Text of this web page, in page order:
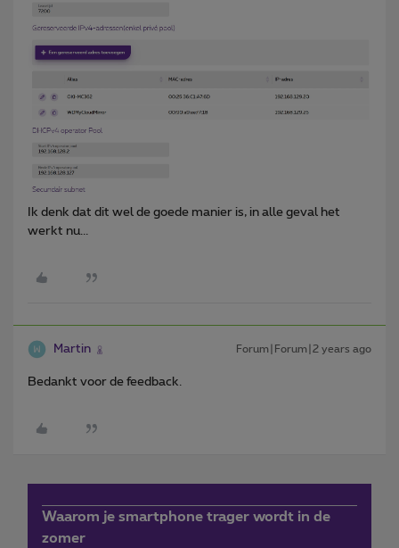
Ik denk dat dit wel de goede manier is, in alle geval het
werkt nu...
Martin Forum|Forum|2 years ago
Bedankt voor de feedback.
Waarom je smartphone trager wordt in de
zomer